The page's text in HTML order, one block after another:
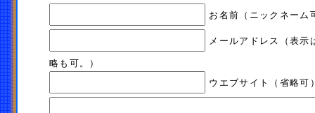
お名前（ニックネーム
メールアドレス（表示
略も可。）
ウエブサイト（省略可